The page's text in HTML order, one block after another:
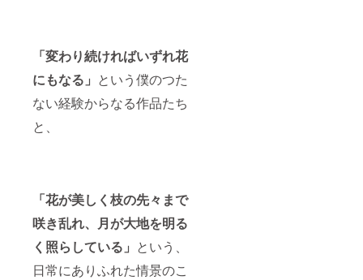
「変わり続ければいずれ花
にもなる」 という僕のつた
ない経験からなる作品たち
と、
「花が美しく枝の先々まで
咲き乱れ、月が大地を明る
く照らしている」 という、
日常にありふれた情景のこ